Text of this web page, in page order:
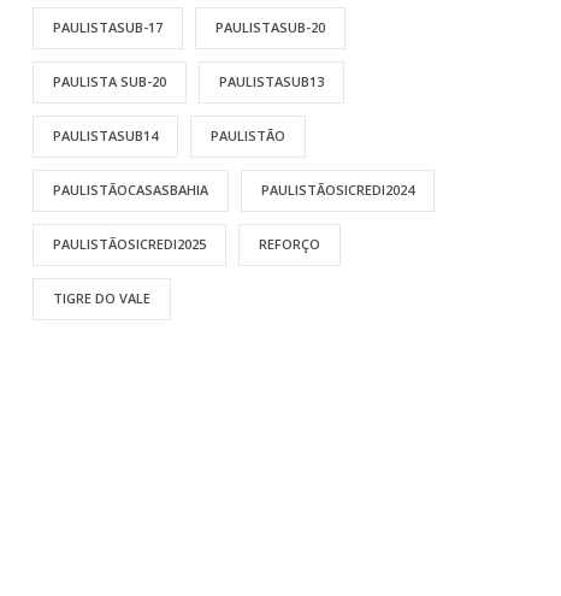
PAULISTASUB-17 PAULISTASUB-20
PAULISTA SUB-20 PAULISTASUB13
PAULISTASUB14 PAULISTÃO
PAULISTÃOCASASBAHIA PAULISTÃOSICREDI2024
PAULISTÃOSICREDI2025 REFORÇO
TIGRE DO VALE